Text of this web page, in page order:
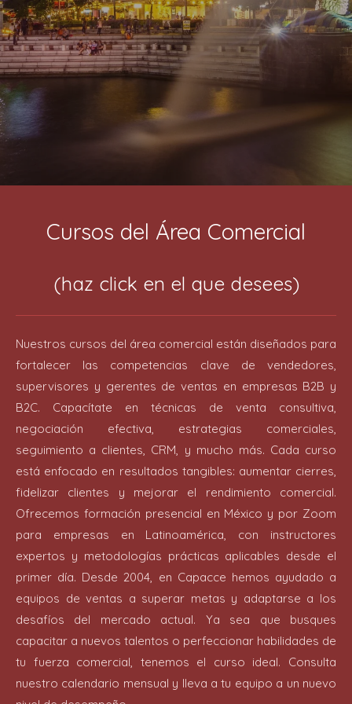
Cursos del Área Comercial
(haz click en el que desees)
Nuestros cursos del área comercial están diseñados para
fortalecer las competencias clave de vendedores,
supervisores y gerentes de ventas en empresas B2B y
B2C. Capacítate en técnicas de venta consultiva,
negociación efectiva, estrategias comerciales,
seguimiento a clientes, CRM, y mucho más. Cada curso
está enfocado en resultados tangibles: aumentar cierres,
fidelizar clientes y mejorar el rendimiento comercial.
Ofrecemos formación presencial en México y por Zoom
para empresas en Latinoamérica, con instructores
expertos y metodologías prácticas aplicables desde el
primer día. Desde 2004, en Capacce hemos ayudado a
equipos de ventas a superar metas y adaptarse a los
desafíos del mercado actual. Ya sea que busques
capacitar a nuevos talentos o perfeccionar habilidades de
tu fuerza comercial, tenemos el curso ideal. Consulta
nuestro calendario mensual y lleva a tu equipo a un nuevo